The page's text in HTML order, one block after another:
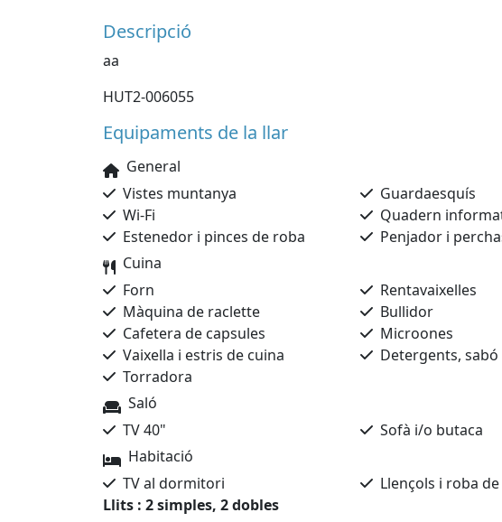
Descripció
aa
HUT2-006055
Equipaments de la llar
General
Vistes muntanya
Guardaesquís
Wi-Fi
Quadern
Estenedor i pinces de roba
Penjador i
Cuina
Forn
Rentavaixelles
Màquina de raclette
Bullidor
Cafetera de capsules
Microones
Vaixella i estris de cuina
Detergents,
Torradora
Saló
TV 40"
Sofà i/o butaca
Habitació
TV al dormitori
Llençols i roba
Llits : 2 simples, 2 dobles